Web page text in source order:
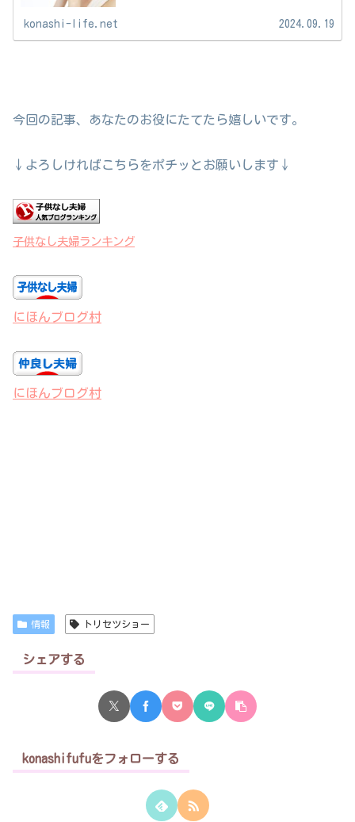
konashi-life.net 2024.09.19
今回の記事、あなたのお役にたてたら嬉しいです。
↓よろしければこちらをポチッとお願いします↓
子供なし夫婦ランキング
にほんブログ村
にほんブログ村
情報 トリセツショー
シェアする
konashifufuをフォローする